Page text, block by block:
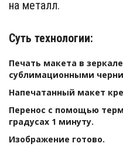
на металл.
Суть технологии:
Печать макета в
сублимационными
Напечатанный макет
Перенос с помощью
градусах 1 минуту.
Изображение готово.